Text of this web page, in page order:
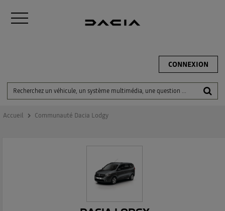
CONNEXION
Accueil Communauté Dacia Lodgy